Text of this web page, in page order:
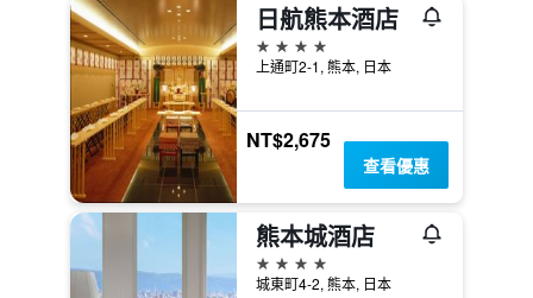
日航熊本酒店
4星級
上通町2-1, 熊本, 日本
NT$2,675
查看優惠
熊本城酒店
4星級
城東町4-2, 熊本, 日本